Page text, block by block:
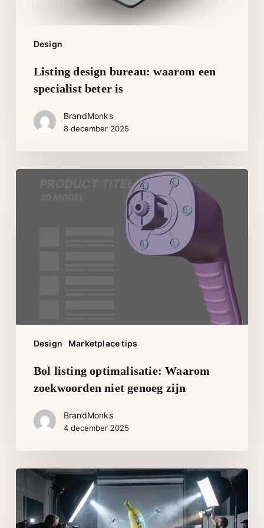
Design
Listing design bureau: waarom een
specialist beter is
BrandMonks
8 december 2025
Design Marketplace tips
Bol
Bol listing optimalisatie: Waarom
zoekwoorden niet genoeg zijn
BrandMonks
4 december 2025
Google’s
banana
pro: